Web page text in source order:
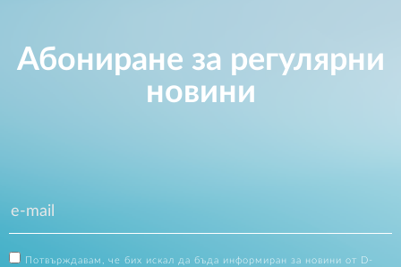
Абониране за регулярни
новини
Потвърждавам, че бих искал да бъда информиран за новини от D-